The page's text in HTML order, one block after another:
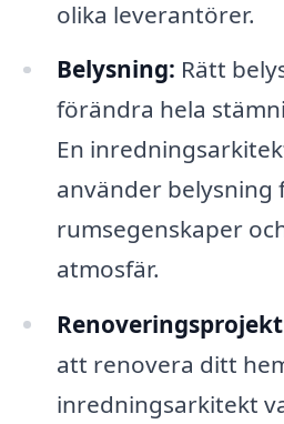
olika leverantörer.
Belysning: Rätt
förändra hela
En
använder belysning
rumsegenskaper
atmosfär.
att renovera ditt
inredningsarkitekt